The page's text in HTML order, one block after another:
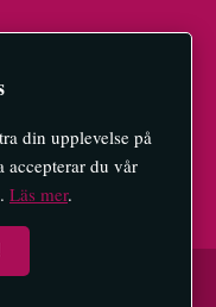
rights reserved.
din upplevelse på
accepterar du vår
Läs mer.